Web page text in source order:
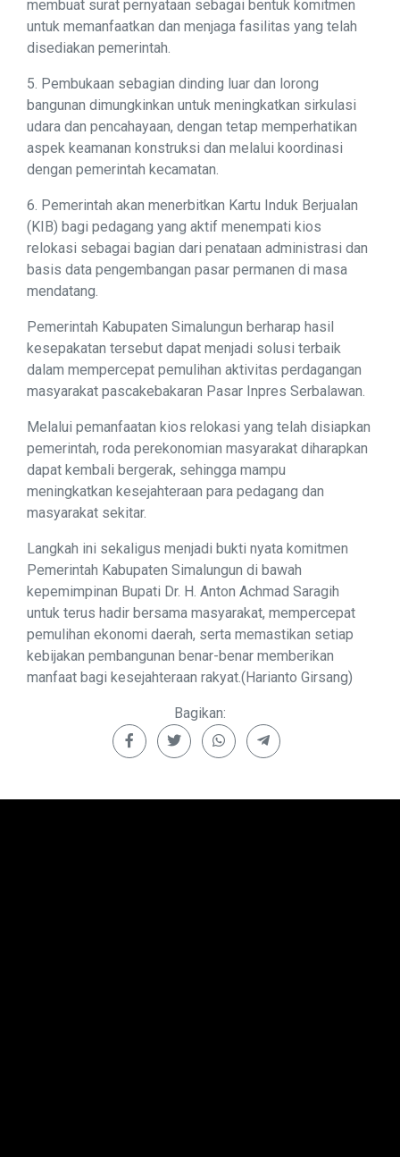
membuat surat pernyataan sebagai bentuk komitmen
untuk memanfaatkan dan menjaga fasilitas yang telah
disediakan pemerintah.
5. Pembukaan sebagian dinding luar dan lorong
bangunan dimungkinkan untuk meningkatkan sirkulasi
udara dan pencahayaan, dengan tetap memperhatikan
aspek keamanan konstruksi dan melalui koordinasi
dengan pemerintah kecamatan.
6. Pemerintah akan menerbitkan Kartu Induk Berjualan
(KIB) bagi pedagang yang aktif menempati kios
relokasi sebagai bagian dari penataan administrasi dan
basis data pengembangan pasar permanen di masa
mendatang.
Pemerintah Kabupaten Simalungun berharap hasil
kesepakatan tersebut dapat menjadi solusi terbaik
dalam mempercepat pemulihan aktivitas perdagangan
masyarakat pascakebakaran Pasar Inpres Serbalawan.
Melalui pemanfaatan kios relokasi yang telah disiapkan
pemerintah, roda perekonomian masyarakat diharapkan
dapat kembali bergerak, sehingga mampu
meningkatkan kesejahteraan para pedagang dan
masyarakat sekitar.
Langkah ini sekaligus menjadi bukti nyata komitmen
Pemerintah Kabupaten Simalungun di bawah
kepemimpinan Bupati Dr. H. Anton Achmad Saragih
untuk terus hadir bersama masyarakat, mempercepat
pemulihan ekonomi daerah, serta memastikan setiap
kebijakan pembangunan benar-benar memberikan
manfaat bagi kesejahteraan rakyat.(Harianto Girsang)
Bagikan: